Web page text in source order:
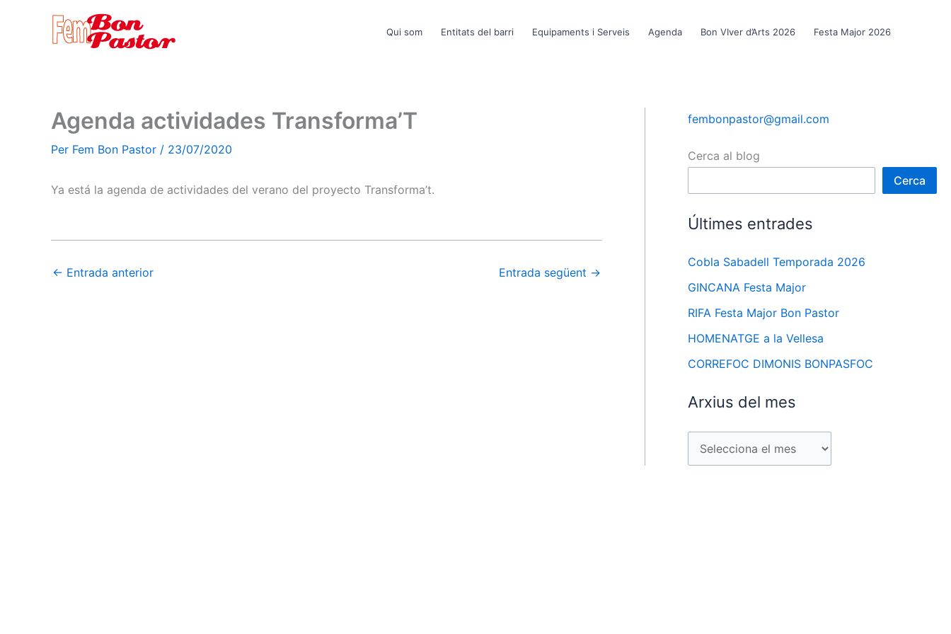
Qui som Entitats del barri Equipaments i Serveis Agenda Bon VIver d’Arts 2026 Festa Major 2026
Agenda actividades Transforma’T
Per Fem Bon Pastor / 23/07/2020
Ya está la agenda de actividades del verano del proyecto Transforma’t.
← Entrada anterior Entrada següent →
fembonpastor@gmail.com
Cerca al blog
Cerca
Últimes entrades
Cobla Sabadell Temporada 2026
GINCANA Festa Major
RIFA Festa Major Bon Pastor
HOMENATGE a la Vellesa
CORREFOC DIMONIS BONPASFOC
Arxius del mes
r